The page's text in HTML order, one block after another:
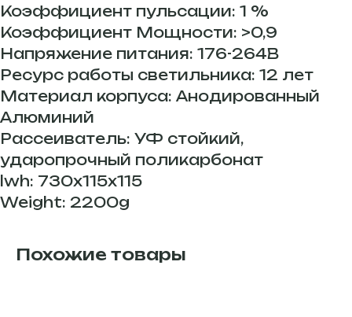
Коэффициент пульсации: 1 %
Коэффициент Мощности: >0,9
Напряжение питания: 176-264В
Ресурс работы светильника: 12 лет
Материал корпуса: Анодированный
Алюминий
Рассеиватель: УФ стойкий,
ударопрочный поликарбонат
lwh: 730x115x115
Weight: 2200g
Похожие товары